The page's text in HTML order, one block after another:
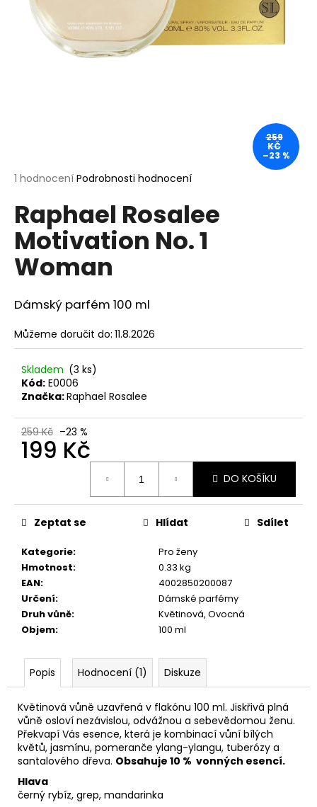
Průměrné
produktu
je
5,0
5
hvězdiček.
1 hodnocení Podrobnosti hodnocení
Raphael Rosalee
Motivation No. 1
Woman
Dámský parfém 100 ml
Můžeme doručit do: 11.8.2026
Skladem (3 ks)
Kód: E0006
Značka:Raphael Rosalee
259 Kč –23 %
199 Kč
DO KOŠÍKU
Kategorie:
Pro ženy
Hmotnost:
0.33 kg
EAN:
4002850200087
Určení:
Dámské parfémy
Druh vůně:
Květinová, Ovocná
Objem: 100 ml
Zeptat se Hlídat Sdílet
259
KČ
–23 %
Popis Hodnocení (1) Diskuze
Květinová vůně uzavřená v flakónu 100 ml. Jiskřivá plná
vůně osloví nezávislou, odvážnou a sebevědomou ženu.
Překvapí Vás esence, která je kombinací vůní bílých
květů, jasmínu, pomeranče ylang-ylangu, tuberózy a
santalového dřeva. Obsahuje 10 % vonných esencí.
Hlava
černý rybíz, grep, mandarinka
D
o
p
o
u
u
j
e
m
e
NENESS
NENESSSI